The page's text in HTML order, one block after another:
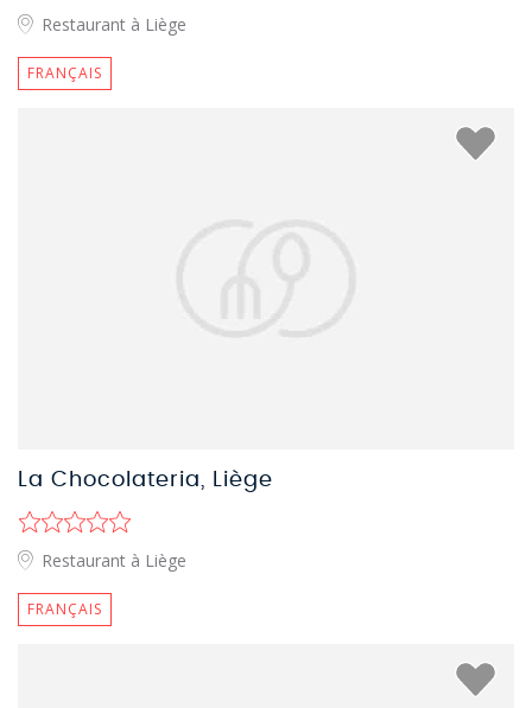
Restaurant à Liège
FRANÇAIS
La Chocolateria, Liège
Restaurant à Liège
FRANÇAIS